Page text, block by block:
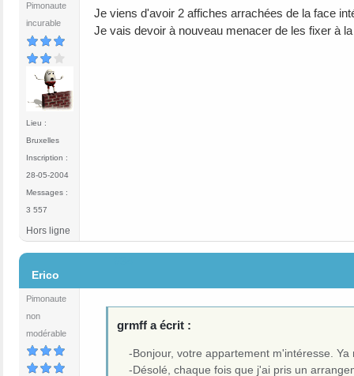
Pimonaute
incurable
Lieu :
Bruxelles
Inscription :
28-05-2004
Messages :
3 557
Je viens d'avoir 2 affiches arrachées de la face
Je vais devoir à nouveau menacer de les fixer à
Hors ligne
Erico
Pimonaute
non
modérable
grmff a écrit :
-Bonjour, votre appartement m'intéresse.
-Désolé, chaque fois que j'ai pris un